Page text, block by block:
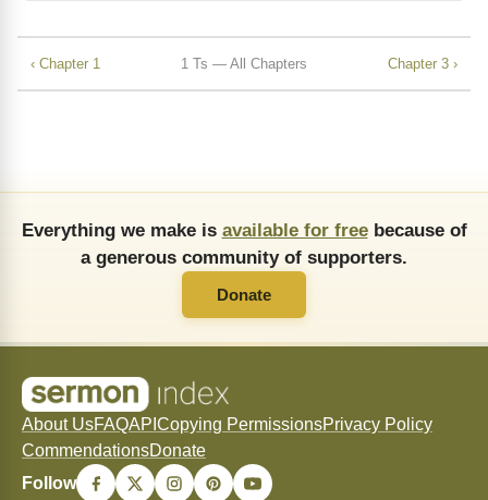
‹ Chapter 1 1 Ts — All Chapters Chapter 3 ›
Everything we make is available for freebecause of
a generous community of supporters.
Donate
About UsFAQAPI Copying PermissionsPrivacy Policy
CommendationsDonate
Follow